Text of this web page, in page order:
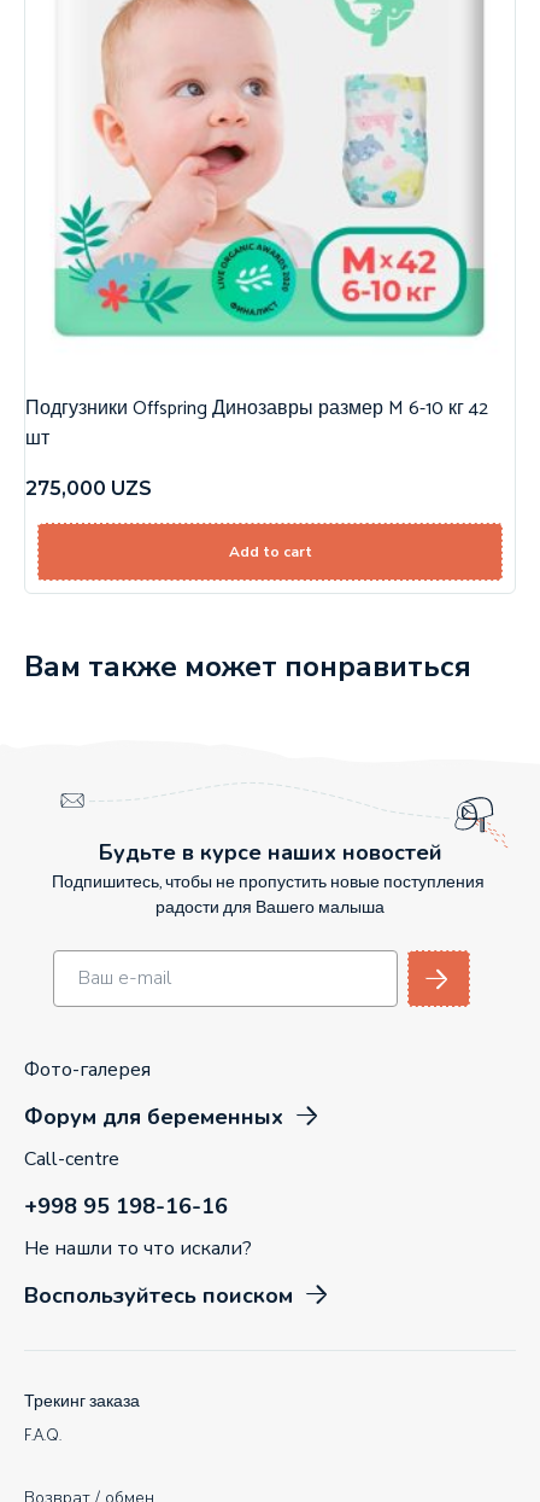
Подгузники Offspring Динозавры размер M 6-10 кг 42
шт
275,000 UZS
Add to cart
Вам также может понравиться
Будьте в курсе наших новостей
Подпишитесь, чтобы не пропустить новые поступления
радости для Вашего малыша
Фото-галерея
Форум для беременных
Call-centre
+998 95 198-16-16
Не нашли то что искали?
Воспользуйтесь поиском
Трекинг заказа
F.A.Q.